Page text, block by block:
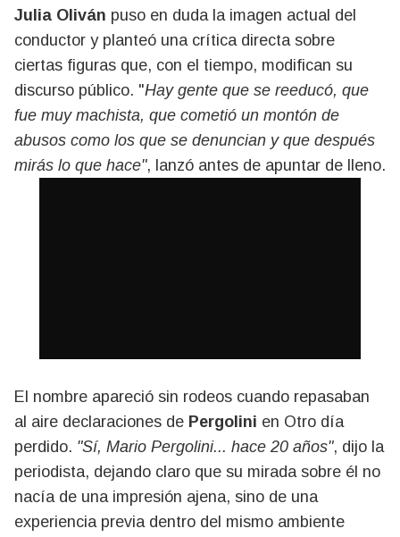
Julia Oliván puso en duda la imagen actual del
conductor y planteó una crítica directa sobre
ciertas figuras que, con el tiempo, modifican su
discurso público. "Hay gente que se reeducó, que
fue muy machista, que cometió un montón de
abusos como los que se denuncian y que después
mirás lo que hace", lanzó antes de apuntar de lleno.
El nombre apareció sin rodeos cuando repasaban
al aire declaraciones de Pergolini en Otro día
perdido. "Sí, Mario Pergolini... hace 20 años", dijo la
periodista, dejando claro que su mirada sobre él no
nacía de una impresión ajena, sino de una
experiencia previa dentro del mismo ambiente